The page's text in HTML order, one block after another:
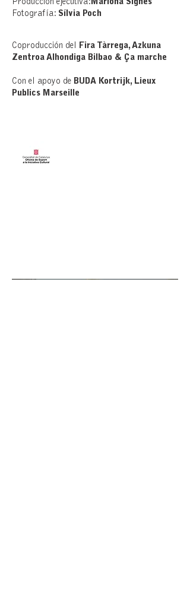
Producción ejecutiva:Mariona Signes
Fotografía: Sílvia Poch
Coproducción del Fira Tàrrega, Azkuna
Zentroa Alhondiga Bilbao & Ça marche
Con el apoyo de BUDA Kortrijk, Lieux
Publics Marseille